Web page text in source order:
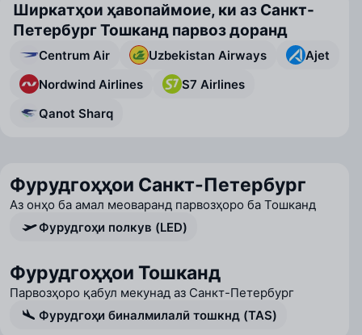
Ширкатҳои ҳавопаймоие, ки аз Санкт-
Петербург Тошканд парвоз доранд
Centrum Air Uzbekistan Airways
Ajet
Nordwind Airlines
S7 Airlines
Qanot Sharq
Фурудгоҳҳои Санкт-Петербург
Аз онҳо ба амал меоваранд парвозҳоро ба Тошканд
Фурудгоҳи полкув (LED)
Фурудгоҳҳои Тошканд
Парвозҳоро қабул мекунад аз Санкт-Петербург
Фурудгоҳи биналмилалӣ тошкнд (TAS)